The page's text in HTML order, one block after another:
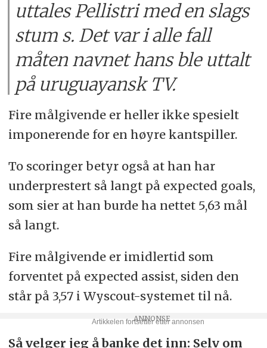
uttales Pellistri med en slags
stum s. Det var i alle fall
måten navnet hans ble uttalt
på uruguayansk TV.
Fire målgivende er heller ikke spesielt
imponerende for en høyre kantspiller.
To scoringer betyr også at han har
underprestert så langt på expected goals,
som sier at han burde ha nettet 5,63 mål
så langt.
Fire målgivende er imidlertid som
forventet på expected assist, siden den
står på 3,57 i Wyscout-systemet til nå.
Så velger jeg å banke det inn: Selv om